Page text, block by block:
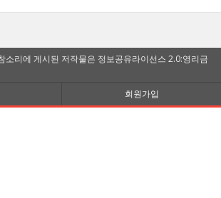
소리에 게시된 저작물은 정보공유라이선스 2.0:영리금
회원가입